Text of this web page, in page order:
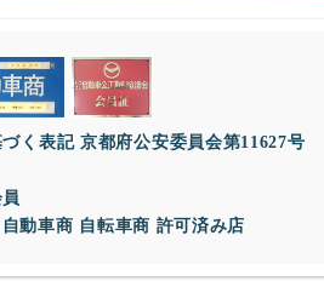
く表記 京都府公安委員会第11627号
動車商 自転車商 許可済み店